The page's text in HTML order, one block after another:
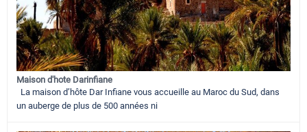
Maison d'hote Darinfiane
La maison d’hôte Dar Infiane vous accueille au Maroc du Sud, dans
un auberge de plus de 500 années ni